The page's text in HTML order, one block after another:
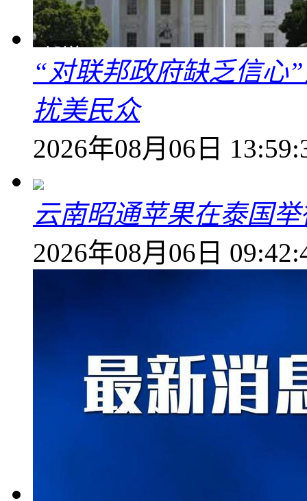
“对联邦政府缺乏信心
扰美民众
2026年08月06日
云南昭通苹果在泰国
2026年08月06日